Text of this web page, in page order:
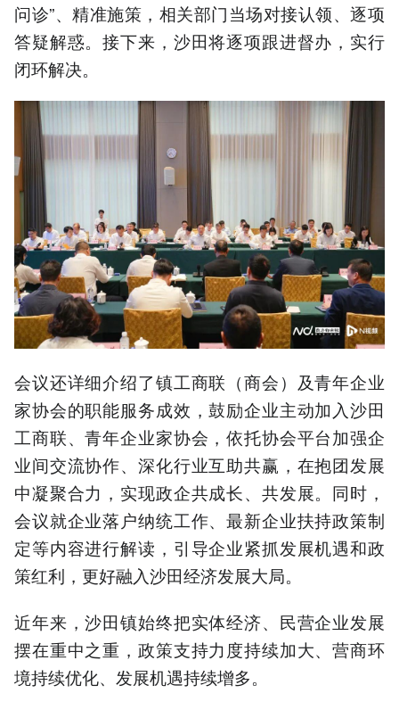
问诊”、精准施策，相关部门当场对接认领、逐项
答疑解惑。接下来，沙田将逐项跟进督办，实行
闭环解决。
会议还详细介绍了镇工商联（商会）及青年企业
家协会的职能服务成效，鼓励企业主动加入沙田
工商联、青年企业家协会，依托协会平台加强企
业间交流协作、深化行业互助共赢，在抱团发展
中凝聚合力，实现政企共成长、共发展。同时，
会议就企业落户纳统工作、最新企业扶持政策制
定等内容进行解读，引导企业紧抓发展机遇和政
策红利，更好融入沙田经济发展大局。
近年来，沙田镇始终把实体经济、民营企业发展
摆在重中之重，政策支持力度持续加大、营商环
境持续优化、发展机遇持续增多。